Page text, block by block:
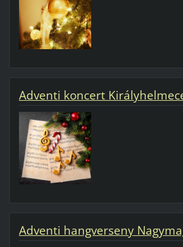
Adventi koncert
Adventi hangverseny